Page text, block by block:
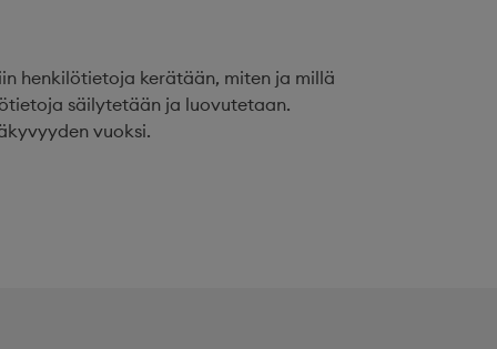
henkilötietoja kerätään, miten ja millä
säilytetään ja luovutetaan.
vuoksi.